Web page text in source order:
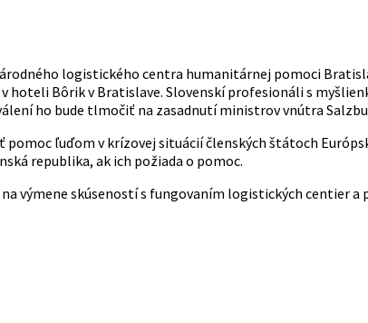
logistického centra humanitárnej pomoci
hoteli Bôrik v Bratislave. Slovenskí profesionáli s
ho bude tlmočiť na zasadnutí ministrov vnútra
ľuďom v krízovej situácií členských štátoch
republika, ak ich požiada o pomoc.
výmene skúseností s fungovaním logistických centier